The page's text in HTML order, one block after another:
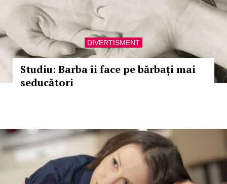
DIVERTISMENT
Studiu: Barba îi face pe bărbați mai
seducători